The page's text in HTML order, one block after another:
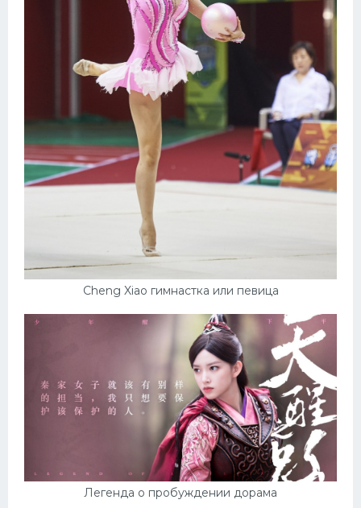
Cheng Xiao гимнастка или певица
Легенда о пробуждении дорама